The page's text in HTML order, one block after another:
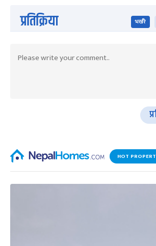
प्रतिक्रिया भर्खरै
HOT